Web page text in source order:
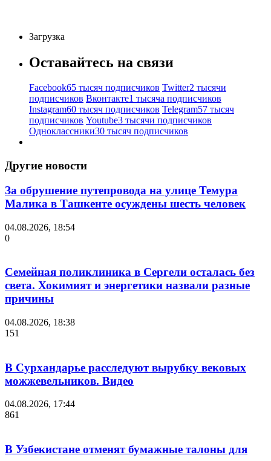
Загрузка
Оставайтесь на связи
Facebook65 тысяч подписчиков Twitter2 тысячи
подписчиков Вконтакте1 тысяча подписчиков
Instagram60 тысяч подписчиков Telegram57 тысяч
подписчиков Youtube3 тысячи подписчиков
Одноклассники30 тысяч подписчиков
Другие новости
За обрушение путепровода на улице Темура
Малика в Ташкенте осуждены шесть человек
04.08.2026, 18:54
0
Семейная поликлиника в Сергели осталась без
света. Хокимият и энергетики назвали разные
причины
04.08.2026, 18:38
151
В Сурхандарье расследуют вырубку вековых
можжевельников. Видео
04.08.2026, 17:44
861
В Узбекистане отменят бумажные талоны для